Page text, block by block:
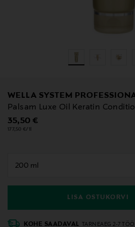
WELLA SYSTEM
Palsam Luxe Oil Keratin
Original Price
35,50 €
177,50 €/1l
LISA OSTUKORVI
KOHE SAADAVAL TARNEAEG 2-7